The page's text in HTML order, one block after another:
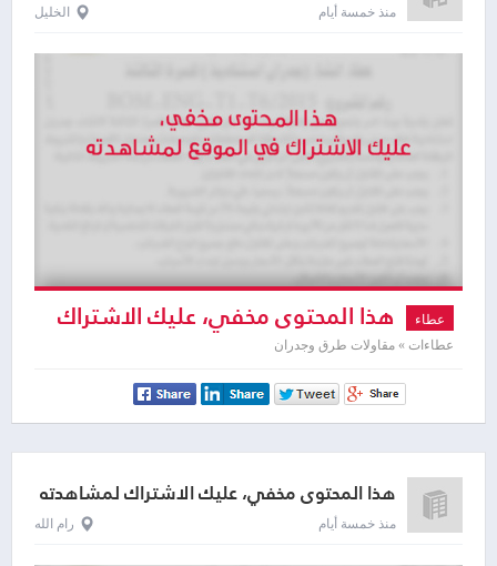
منذ خمسة أيام الخليل
عطاء هذا المحتوى مخفي، عليك الاشتراك
لمشاهدته
عطاءات » مقاولات طرق وجدران
هذا المحتوى مخفي، عليك الاشتراك لمشاهدته
منذ خمسة أيام رام الله